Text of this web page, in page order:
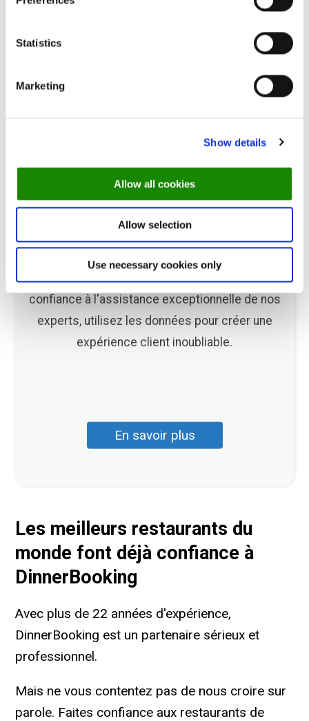
Statistics
Marketing
Show details
Allow all cookies
Allow selection
Use necessary cookies only
Plusieurs restaurants
réservations dans tous vos restaurants, faites
confiance à l'assistance exceptionnelle de nos
experts, utilisez les données pour créer une
expérience client inoubliable.
En savoir plus
Les meilleurs restaurants du
monde font déjà confiance à
DinnerBooking
Avec plus de 22 années d'expérience,
DinnerBooking est un partenaire sérieux et
professionnel.
Mais ne vous contentez pas de nous croire sur
parole. Faites confiance aux restaurants de